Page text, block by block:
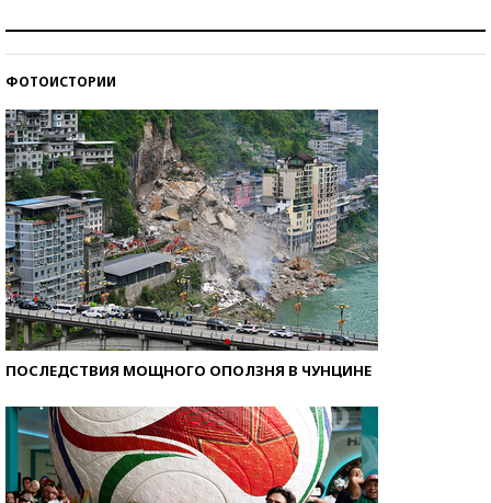
ФОТОИСТОРИИ
ПОСЛЕДСТВИЯ МОЩНОГО ОПОЛЗНЯ В ЧУНЦИНЕ